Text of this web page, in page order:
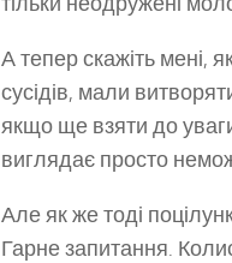
А тепер скажіть мені,
сусідів, мали
якщо ще взяти до
виглядає просто
Але як же тоді
Гарне запитання.